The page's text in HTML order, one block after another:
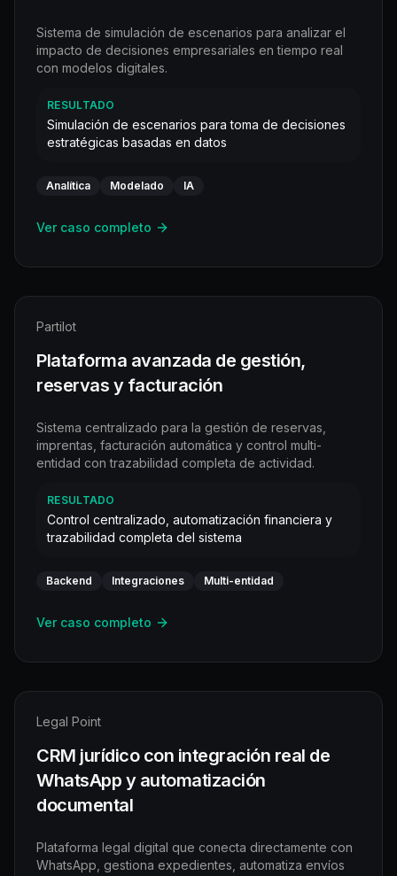
Sistema de simulación de escenarios para analizar el
impacto de decisiones empresariales en tiempo real
con modelos digitales.
RESULTADO
Simulación de escenarios para toma de decisiones
estratégicas basadas en datos
Analítica Modelado IA
Ver caso completo
Partilot
Plataforma avanzada de gestión,
reservas y facturación
Sistema centralizado para la gestión de reservas,
imprentas, facturación automática y control multi-
entidad con trazabilidad completa de actividad.
RESULTADO
Control centralizado, automatización financiera y
trazabilidad completa del sistema
Backend Integraciones Multi-entidad
Ver caso completo
Legal Point
CRM jurídico con integración real de
WhatsApp y automatización
documental
Plataforma legal digital que conecta directamente con
WhatsApp, gestiona expedientes, automatiza envíos